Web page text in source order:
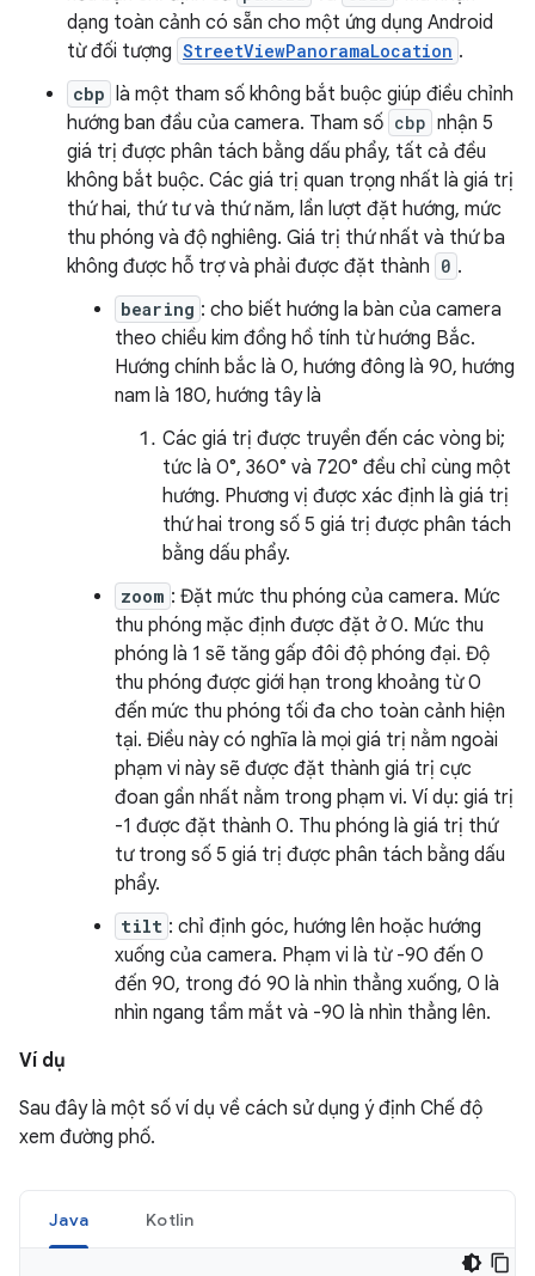
dạng toàn cảnh có sẵn cho một ứng dụng Android
từ đối tượng StreetViewPanoramaLocation .
cbp là một tham số không bắt buộc giúp điều chỉnh
hướng ban đầu của camera. Tham số cbp nhận 5
giá trị được phân tách bằng dấu phẩy, tất cả đều
không bắt buộc. Các giá trị quan trọng nhất là giá trị
thứ hai, thứ tư và thứ năm, lần lượt đặt hướng, mức
thu phóng và độ nghiêng. Giá trị thứ nhất và thứ ba
không được hỗ trợ và phải được đặt thành 0 .
bearing : cho biết hướng la bàn của camera
theo chiều kim đồng hồ tính từ hướng Bắc.
Hướng chính bắc là 0, hướng đông là 90, hướng
nam là 180, hướng tây là
Các giá trị được truyền đến các vòng bi;
tức là 0°, 360° và 720° đều chỉ cùng một
hướng. Phương vị được xác định là giá trị
thứ hai trong số 5 giá trị được phân tách
bằng dấu phẩy.
zoom : Đặt mức thu phóng của camera. Mức
thu phóng mặc định được đặt ở 0. Mức thu
phóng là 1 sẽ tăng gấp đôi độ phóng đại. Độ
thu phóng được giới hạn trong khoảng từ 0
đến mức thu phóng tối đa cho toàn cảnh hiện
tại. Điều này có nghĩa là mọi giá trị nằm ngoài
phạm vi này sẽ được đặt thành giá trị cực
đoan gần nhất nằm trong phạm vi. Ví dụ: giá trị
-1 được đặt thành 0. Thu phóng là giá trị thứ
tư trong số 5 giá trị được phân tách bằng dấu
phẩy.
tilt : chỉ định góc, hướng lên hoặc hướng
xuống của camera. Phạm vi là từ -90 đến 0
đến 90, trong đó 90 là nhìn thẳng xuống, 0 là
nhìn ngang tầm mắt và -90 là nhìn thẳng lên.
Ví dụ
Sau đây là một số ví dụ về cách sử dụng ý định Chế độ
xem đường phố.
Java Kotlin